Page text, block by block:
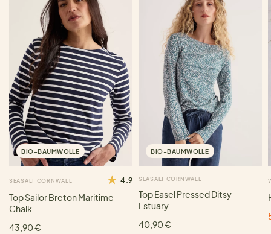
BIO-BAUMWOLLE
SEASALT CORNWALL 4.9
Top Sailor Breton Maritime
Chalk
43,90 €
BIO-BAUMWOLLE
SEASALT CORNWALL
Top Easel Pressed Ditsy
Estuary
40,90 €